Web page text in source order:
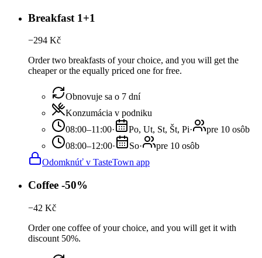
Breakfast 1+1
−294 Kč
Order two breakfasts of your choice, and you will get the
cheaper or the equally priced one for free.
Obnovuje sa o 7 dní
Konzumácia v podniku
08:00–11:00· Po, Ut, St, Št, Pi·
pre 10 osôb
08:00–12:00· So·
pre 10 osôb
Odomknúť v TasteTown app
Coffee -50%
−42 Kč
Order one coffee of your choice, and you will get it with
discount 50%.